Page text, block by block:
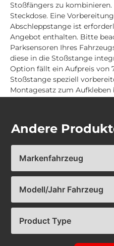
Stoßfängers zu kombinieren.
Steckdose. Eine
Abschleppstange ist
Angebot enthalten. Bitte
Parksensoren Ihres
diese in die Stoßstange
Option fällt ein Aufpreis von
Stoßstange speziell
Montagesatz zum Aufkleben
Andere